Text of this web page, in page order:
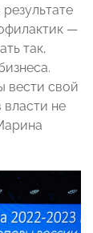
—
так,
вести свой
власти не